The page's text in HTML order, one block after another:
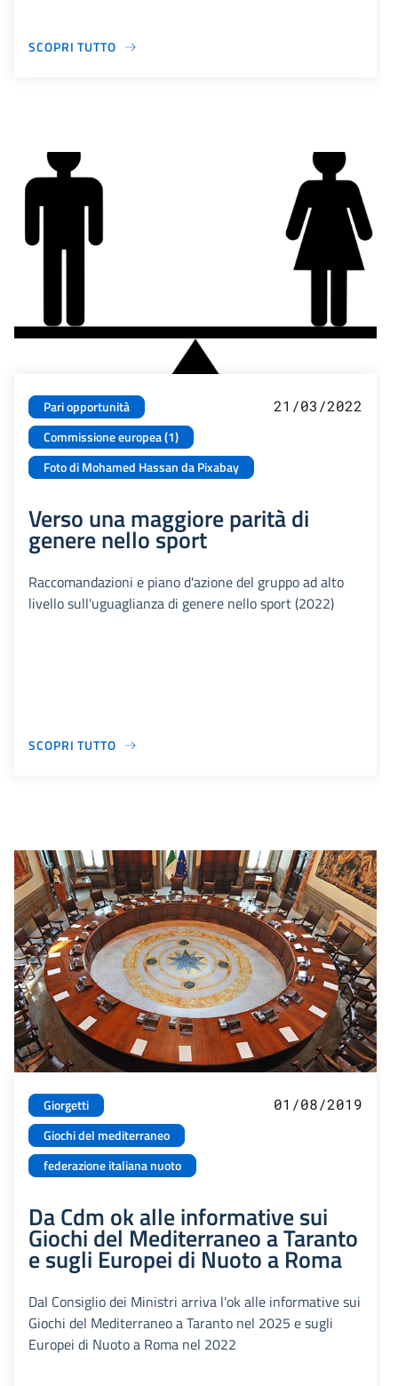
SCOPRI TUTTO
Pari opportunità
Commissione europea (1)
Foto di Mohamed Hassan da Pixabay
21/03/2022
Verso una maggiore parità di
genere nello sport
Raccomandazioni e piano d'azione del gruppo ad alto
livello sull'uguaglianza di genere nello sport (2022)
SCOPRI TUTTO
Giorgetti
Giochi del mediterraneo
federazione italiana nuoto
01/08/2019
Da Cdm ok alle informative sui
Giochi del Mediterraneo a Taranto
e sugli Europei di Nuoto a Roma
Dal Consiglio dei Ministri arriva l'ok alle informative sui
Giochi del Mediterraneo a Taranto nel 2025 e sugli
Europei di Nuoto a Roma nel 2022